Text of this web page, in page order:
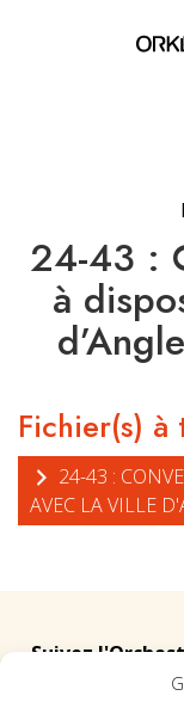
24-43 :
à
Fichier(s)
24-43 :
AVEC LA VILLE
Suivez